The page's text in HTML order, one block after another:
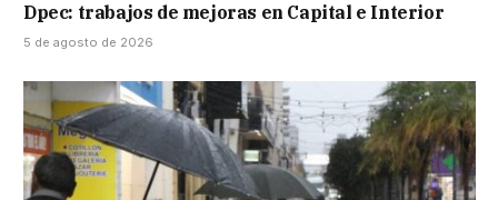
Dpec: trabajos de mejoras en Capital e Interior
5 de agosto de 2026